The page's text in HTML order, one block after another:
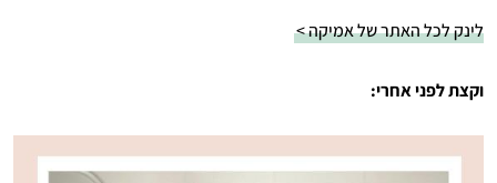
לינק לכל האתר של אמיקה >
וקצת לפני אחרי: